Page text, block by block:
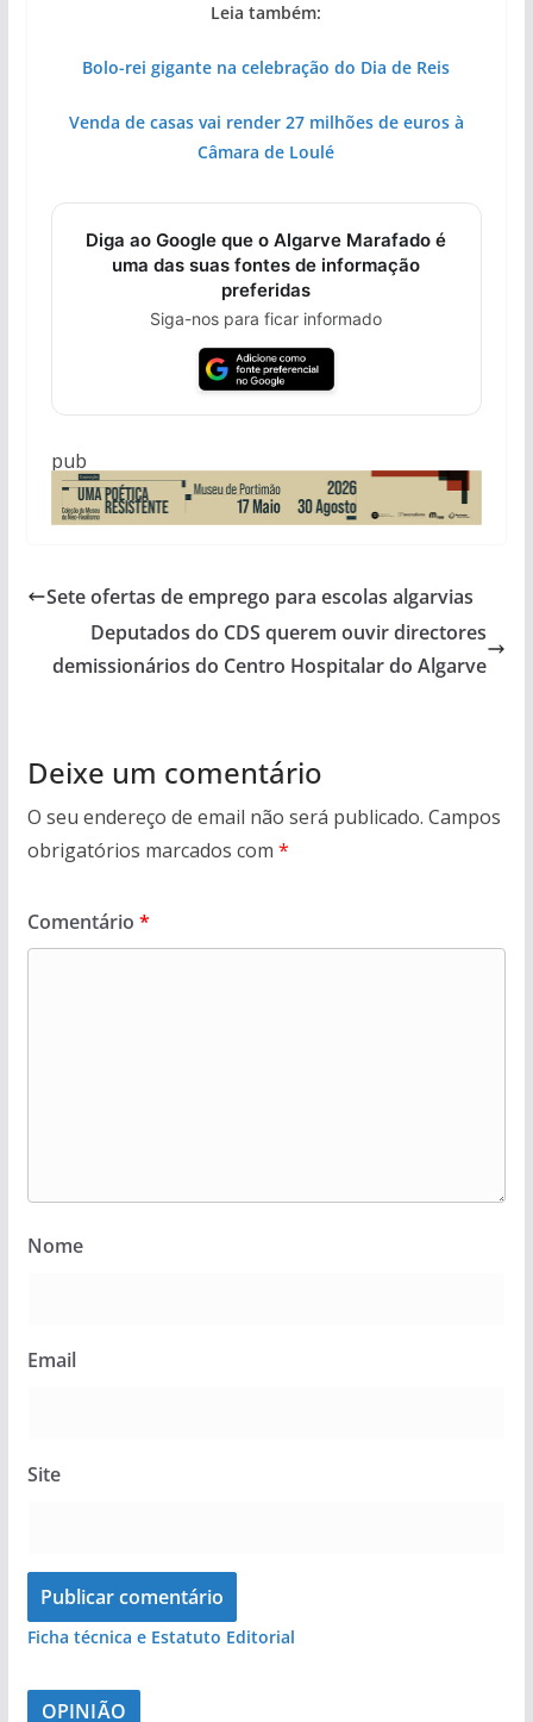
Leia também:
Bolo-rei gigante na celebração do Dia de Reis
Venda de casas vai render 27 milhões de euros à
Câmara de Loulé
Diga ao Google que o Algarve Marafado é
uma das suas fontes de informação
preferidas
Siga-nos para ficar informado
pub
Sete ofertas de emprego para escolas algarvias
Deputados do CDS querem ouvir directores
demissionários do Centro Hospitalar do Algarve
Deixe um comentário
O seu endereço de email não será publicado. Campos
obrigatórios marcados com *
Comentário *
Nome
Email
Site
Ficha técnica e Estatuto Editorial
OPINIÃO